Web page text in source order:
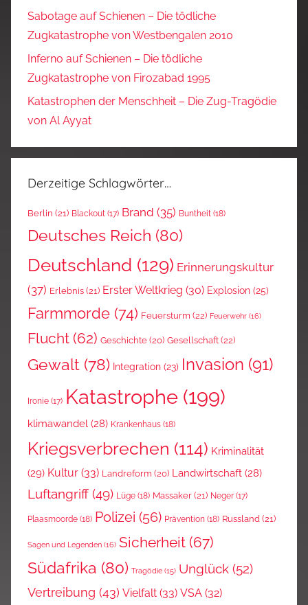
Sabotage auf Schienen – Die tödliche
Zugkatastrophe von Westbengalen 2010
Inferno auf Schienen – Die tödliche
Zugkatastrophe von Firozabad 1995
Katastrophen der Menschheit – Die Zug-Tragödie
von Al Ayyat
Derzeitige Schlagwörter…
Berlin (21) Blackout (17) Brand (35) Buntheit (18)
Deutsches Reich (80)
Deutschland (129) Erinnerungskultur
(37) Erlebnis (21) Erster Weltkrieg (30) Explosion (25)
Farmmorde (74) Feuersturm (22) Feuerwehr (16)
Flucht (62) Geschichte (20) Gesellschaft(22)
Gewalt (78) Integration (23) Invasion (91)
Ironie (17) Katastrophe (199)
klimawandel (28) Krankenhaus (18)
Kriegsverbrechen (114) Kriminalität
(29) Kultur (33) Landreform (20) Landwirtschaft (28)
Luftangriff (49) Lüge (18) Massaker (21) Neger (17)
Plaasmoorde (18) Polizei (56) Prävention (18) Russland (21)
Sagen und Legenden (16) Sicherheit (67)
Südafrika (80) Tragödie (15) Unglück (52)
Vertreibung (43) Vielfalt (33) VSA (32)